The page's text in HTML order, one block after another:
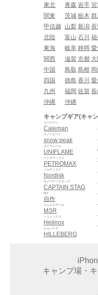
東北
青森 岩手
関東
茨城 栃木
甲信越
山梨 新潟
北陸
富山 石川
東海
岐阜 静岡 愛
関西
滋賀 京都
中国
鳥取 島根
四国
徳島 香川
九州
福岡 佐賀
沖縄
沖縄
キャンプギア(キャ
Caleman
コールマン
snow peak
スノーピーク
UNIFLAME
ユニフレーム
PETROMAX
ペトロマックス
Nordisk
ノルディスク
CAPTAIN STAG
キャプテンスタッグ
自作
DIY
MSR
エムエスアール
Helinox
ヘリノックス
HILLEBERG
ヒルバーグ
キャンプ場・